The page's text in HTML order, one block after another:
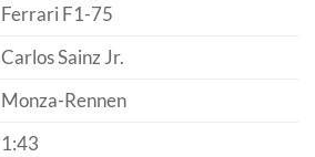
Ferrari F1-75
Carlos Sainz Jr.
Monza-Rennen
1:43